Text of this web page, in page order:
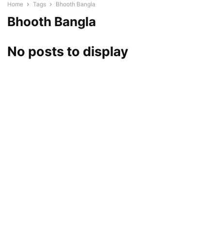
Home Tags Bhooth Bangla
Bhooth Bangla
No posts to display